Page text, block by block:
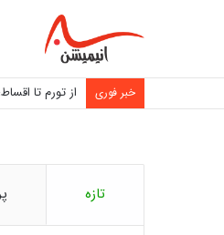
خبر فوری
تازه